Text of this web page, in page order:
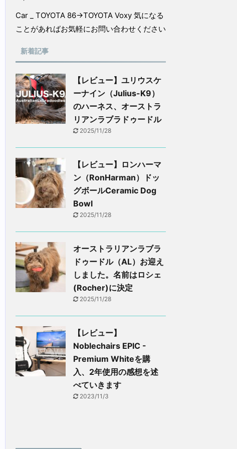
Car _ TOYOTA 86→TOYOTA Voxy 気になる
ことがあればお気軽にお問い合わせください
新着記事
【レビュー】ユリウスケ
ーナイン（Julius-K9）
のハーネス、オーストラ
リアンラブラドゥードル
2025/11/28
【レビュー】ロンハーマ
ン（RonHarman）ドッ
グボールCeramic Dog
Bowl
2025/11/28
オーストラリアンラブラ
ドゥードル（AL）お迎え
しました。名前はロシェ
(Rocher)に決定
2025/11/28
【レビュー】
Noblechairs EPIC -
Premium Whiteを購
入、2年使用の感想を述
べていきます
2023/11/3